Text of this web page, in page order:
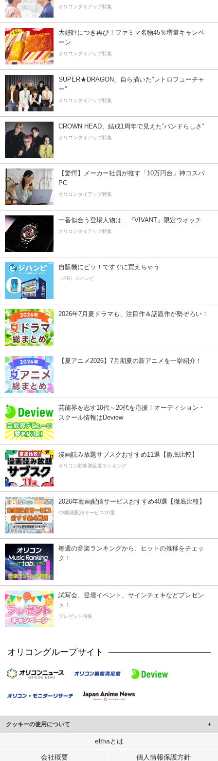
オリコンタイアップ特集
大好評につき再び！ファミマ名物45％増量キャンペ
ーン
オリコンタイアップ特集
SUPER★DRAGON、自ら描いた”レトロフューチャ
ー”
オリコンタイアップ特集
CROWN HEAD、結成1周年で見えた”バンドらしさ”
オリコンタイアップ特集
【驚愕】メーカー社員が推す「10万円台」神コスパ
PC
オリコンタイアップ特集
一番似合う登場人物は…『VIVANT』限定ウオッチ
オリコンタイアップ特集
自販機にピッ！ですぐに買えちゃう
（PR）ジハンピ
2026年7月夏ドラマも、注目作＆話題作が勢ぞろい！
【夏アニメ2026】7月期夏の新アニメを一挙紹介！
芸能界を志す10代～20代を応援！オーディション・
スクール情報はDeview
漫画読み放題サブスクおすすめ11選【徹底比較】
オリコン顧客満足度ランキング
2026年動画配信サービスおすすめ40選【徹底比較】
CS動画配信サービス20選
毎週の音楽ランキングから、ヒットの推移をチェッ
ク！
試写会、登壇イベント、サインチェキなどプレゼン
ト！
プレゼント特集
オリコングループサイト
クッキーの使用について
このサイトでは Cookie を使用して、ユーザーに合わせたコンテンツや広告の
行っています。
elthaとは
会社概要 個人情報保護方針